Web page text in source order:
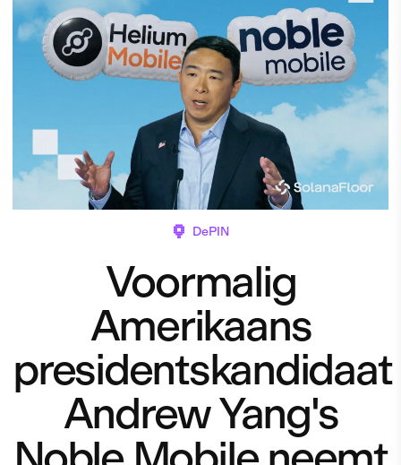
DePIN
Voormalig
Amerikaans
presidentskandidaat
Andrew Yang's